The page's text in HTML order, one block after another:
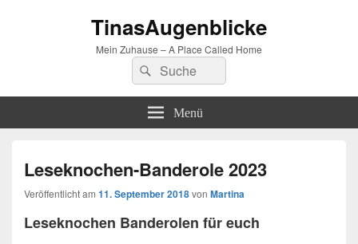
TinasAugenblicke
Mein Zuhause – A Place Called Home
Suchen
nach:
Suchen
Menü
Leseknochen-Banderole 2023
Veröffentlicht am 11. September 2018von Martina
Leseknochen Banderolen für euch